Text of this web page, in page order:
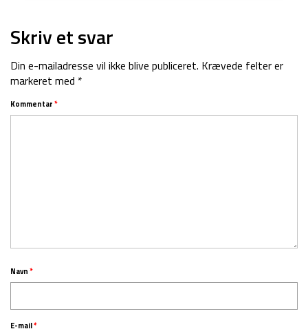
Skriv et svar
Din e-mailadresse vil ikke blive publiceret. Krævede felter er
markeret med *
Kommentar*
Navn*
E-mail*